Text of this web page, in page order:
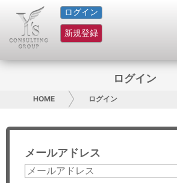
ログイン
新規登録
HOME
サービス紹介
グループ概要
採用情報
お問い合わせ
ログイン
HOME ログイン
メールアドレス